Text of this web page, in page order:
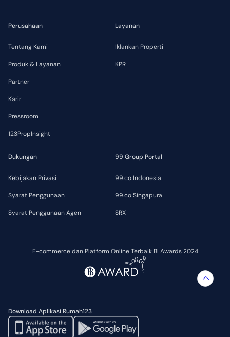
E-commerce dan Platform Online Terbaik BI Awards 2024
Download Aplikasi Rumah123
Perusahaan
Tentang Kami
Produk & Layanan
Partner
Karir
Pressroom
123PropInsight
Layanan
Iklankan Properti
KPR
Dukungan
Kebijakan Privasi
Syarat Penggunaan
Syarat Penggunaan Agen
99 Group Portal
99.co Indonesia
99.co Singapura
SRX